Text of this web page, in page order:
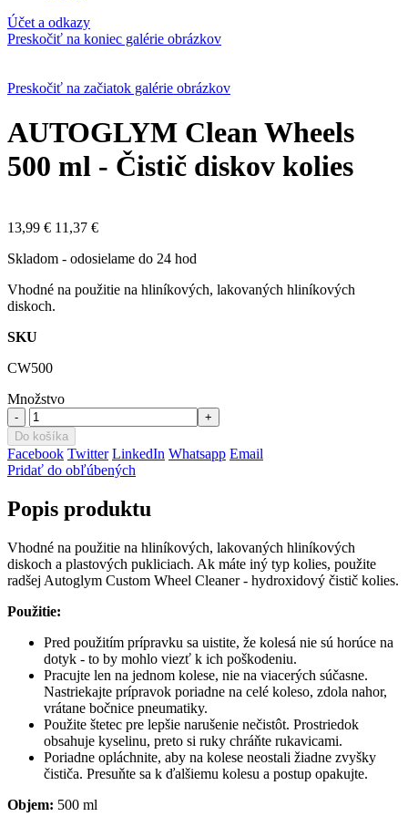
Účet a odkazy
Preskočiť na koniec galérie obrázkov
Preskočiť na začiatok galérie obrázkov
AUTOGLYM Clean Wheels
500 ml - Čistič diskov kolies
13,99 € 11,37 €
Skladom - odosielame do 24 hod
Vhodné na použitie na hliníkových, lakovaných hliníkových
diskoch.
SKU
CW500
Množstvo
-
+
Do košíka
Facebook Twitter LinkedIn Whatsapp Email
Pridať do obľúbených
Popis produktu
Vhodné na použitie na hliníkových, lakovaných hliníkových
diskoch a plastových pukliciach. Ak máte iný typ kolies, použite
radšej Autoglym Custom Wheel Cleaner - hydroxidový čistič kolies.
Použitie:
Pred použitím prípravku sa uistite, že kolesá nie sú horúce na
dotyk - to by mohlo viezť k ich poškodeniu.
Pracujte len na jednom kolese, nie na viacerých súčasne.
Nastriekajte prípravok poriadne na celé koleso, zdola nahor,
vrátane bočnice pneumatiky.
Použite štetec pre lepšie narušenie nečistôt. Prostriedok
obsahuje kyselinu, preto si ruky chráňte rukavicami.
Poriadne opláchnite, aby na kolese neostali žiadne zvyšky
čističa. Presuňte sa k ďalšiemu kolesu a postup opakujte.
Objem: 500 ml